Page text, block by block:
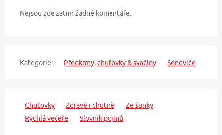
Nejsou zde zatím žádné komentáře.
Kategorie: Předkrmy, chuťovky & svačiny Sendviče
Chuťovky Zdravě i chutně
Ze šunky
Rychlá večeře
Slovník pojmů